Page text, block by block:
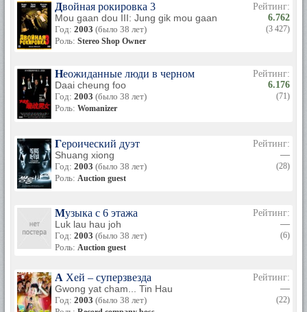
Двойная рокировка 3
Mou gaan dou III: Jung gik mou gaan
Год: 2003 (было 38 лет)
Роль: Stereo Shop Owner
Рейтинг:
6.762
(3 427)
Неожиданные люди в черном
Daai cheung foo
Год: 2003 (было 38 лет)
Роль: Womanizer
Рейтинг:
6.176
(71)
Героический дуэт
Shuang xiong
Год: 2003 (было 38 лет)
Роль: Auction guest
Рейтинг:
—
(28)
Музыка с 6 этажа
Luk lau hau joh
Год: 2003 (было 38 лет)
Роль: Auction guest
Рейтинг:
—
(6)
А Хей – суперзвезда
Gwong yat cham... Tin Hau
Год: 2003 (было 38 лет)
Рейтинг:
—
(22)